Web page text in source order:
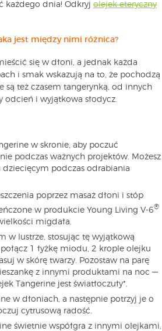
każdego dnia! Odkryj olejek eteryczny
jest między nimi różnica?
się w dłoni, a jednak każda
i smak wskazują na to, że pochodzą
są też czasem tangerynką, od innych
odcień i wyjątkowa słodycz.
w skronie, aby poczuć
podczas ważnych projektów. Możesz
podczas odrabiania
poprzez masaż dłoni i stóp
w produkcie Young Living V-6®
migdała.
w lustrze, stosując tę wyjątkową
1 łyżkę miodu, 2 krople olejku
w skórę twarzy. Pozostaw na parę
z innymi produktami na noc —
Tangerine jest światłoczuły*.
w dłoniach, a następnie potrzyj je o
cytrusową radość.
świetnie współgra z innymi olejkami,